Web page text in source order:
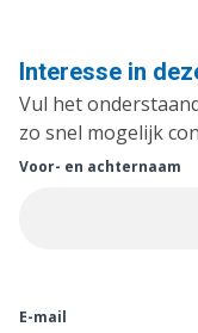
Interesse in
Vul het
zo snel mogelijk
Voor- en achternaam
E-mail